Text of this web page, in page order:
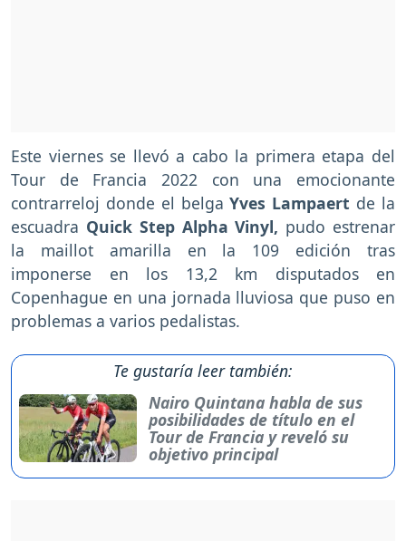
Este viernes se llevó a cabo la primera etapa del
Tour de Francia 2022 con una emocionante
contrarreloj donde el belgaYves Lampaert de la
escuadra Quick Step Alpha Vinyl, pudo estrenar
la maillot amarilla en la 109 edición tras
imponerse en los 13,2 km disputados en
Copenhague en una jornada lluviosa que puso en
problemas a varios pedalistas.
Te gustaría leer también:
Nairo Quintana habla de sus
posibilidades de título en el
Tour de Francia y reveló su
objetivo principal